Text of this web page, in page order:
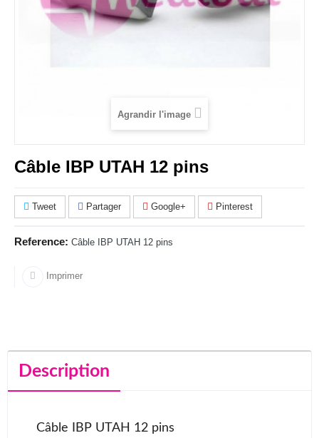
Agrandir l'image
Câble IBP UTAH 12 pins
Tweet Partager Google+ Pinterest
Reference: Câble IBP UTAH 12 pins
Imprimer
Description
Câble IBP UTAH 12 pins